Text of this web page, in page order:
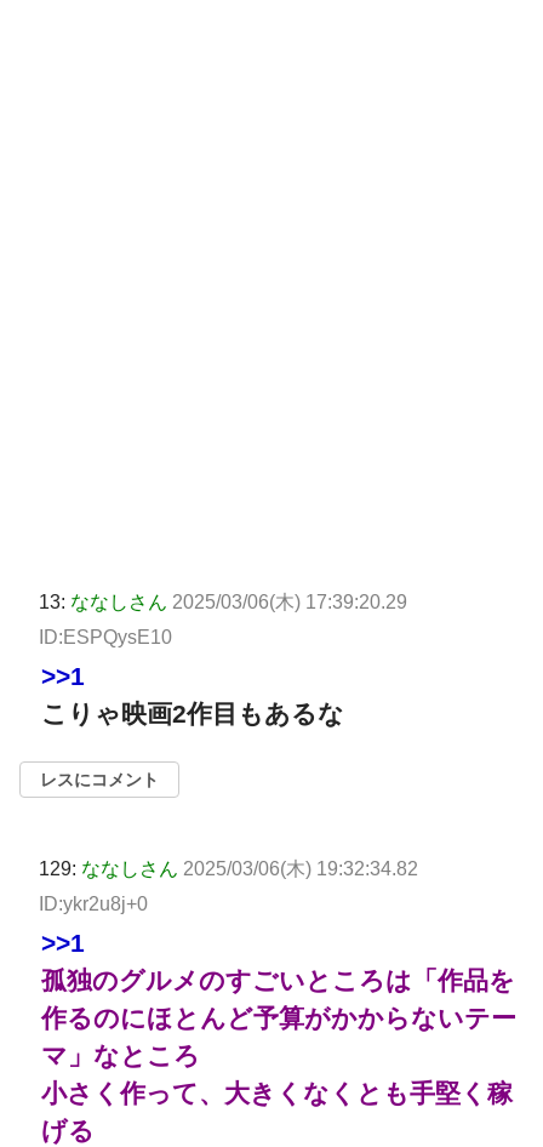
13: ななしさん 2025/03/06(木) 17:39:20.29
ID:ESPQysE10
>>1
こりゃ映画2作目もあるな
レスにコメント
129: ななしさん 2025/03/06(木) 19:32:34.82
ID:ykr2u8j+0
>>1
孤独のグルメのすごいところは「作品を
作るのにほとんど予算がかからないテー
マ」なところ
小さく作って、大きくなくとも手堅く稼
げる